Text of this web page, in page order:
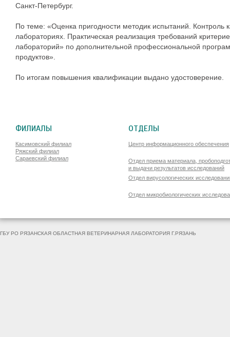
Санкт-Петербург.
По теме: «Оценка пригодности методик испытаний. Контроль
лабораториях. Практическая реализация требований
лабораторий» по дополнительной профессиональной
продуктов».
По итогам повышения квалификации выдано удостоверение.
ФИЛИАЛЫ
Касимовский филиал
Ряжский филиал
Сараевский филиал
ОТДЕЛЫ
Центр информационного обеспечения
Отдел приема материала,
и выдачи результатов исследований
Отдел вирусологических
Отдел микробиологических
ГБУ РО РЯЗАНСКАЯ ОБЛАСТНАЯ ВЕТЕРИНАРНАЯ ЛАБОРАТОРИЯ Г.РЯЗАНЬ